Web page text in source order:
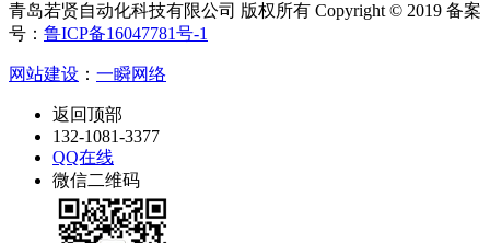
青岛若贤自动化科技有限公司 版权所有 Copyright © 2019 备案
号： 鲁ICP备16047781号-1
网站建设 ： 一瞬网络
返回顶部
132-1081-3377
QQ在线
微信二维码